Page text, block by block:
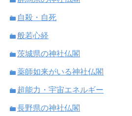
自殺・自死
般若心経
茨城県の神社仏閣
薬師如来がいる神社仏閣
超能力・宇宙エネルギー
長野県の神社仏閣